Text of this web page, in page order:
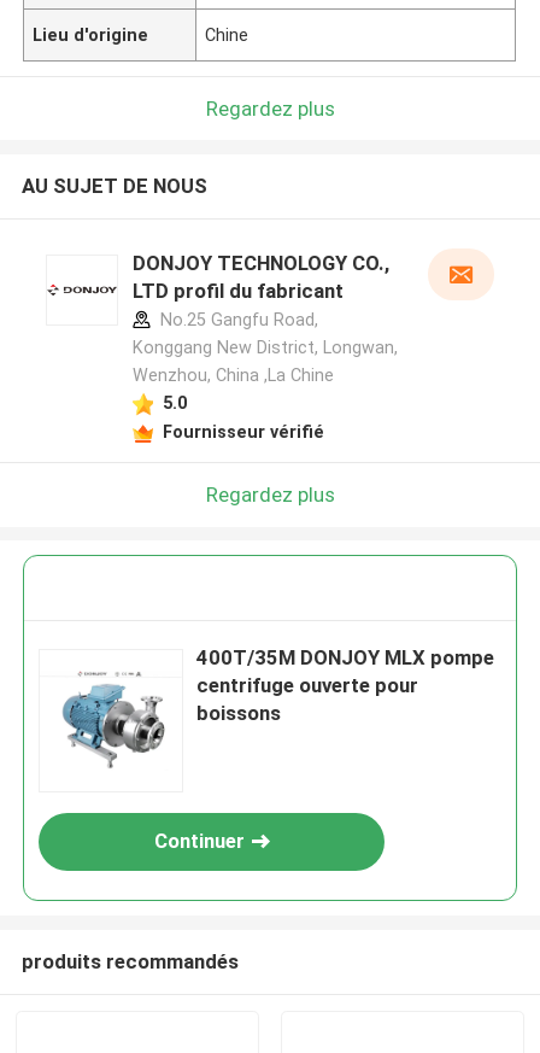
Lieu d'origine Chine
Regardez plus
AU SUJET DE NOUS
DONJOY TECHNOLOGY CO.,
LTD profil du fabricant
No.25 Gangfu Road,
Konggang New District, Longwan,
Wenzhou, China ,La Chine
5.0
Fournisseur vérifié
Regardez plus
400T/35M DONJOY MLX pompe
centrifuge ouverte pour
boissons
Continuer
produits recommandés